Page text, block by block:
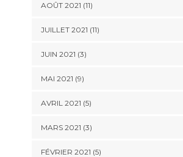
AOÛT 2021 (11)
JUILLET 2021 (11)
JUIN 2021 (3)
MAI 2021 (9)
AVRIL 2021 (5)
MARS 2021 (3)
FÉVRIER 2021 (5)